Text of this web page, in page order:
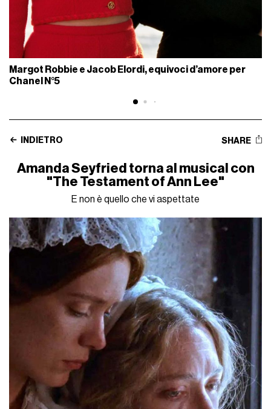
Margot Robbie e Jacob Elordi, equivoci d’amore per
Chanel N°5
INDIETRO SHARE
Amanda Seyfried torna al musical con
"The Testament of Ann Lee"
E non è quello che vi aspettate